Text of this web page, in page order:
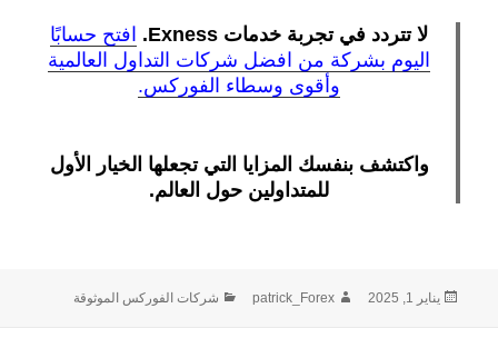
لا تتردد في تجربة خدمات Exness.
افتح حسابًا
اليوم بشركة من افضل شركات التداول العالمية
وأقوى وسطاء الفوركس.
واكتشف بنفسك المزايا التي تجعلها الخيار الأول
للمتداولين حول العالم.
نُشرت
يناير 1, 2025 الكاتب
patrick_Forex التصنيفات
شركات الفوركس الموثوقة